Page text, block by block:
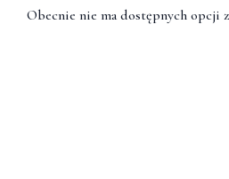
Obecnie nie ma dostępnych opcji